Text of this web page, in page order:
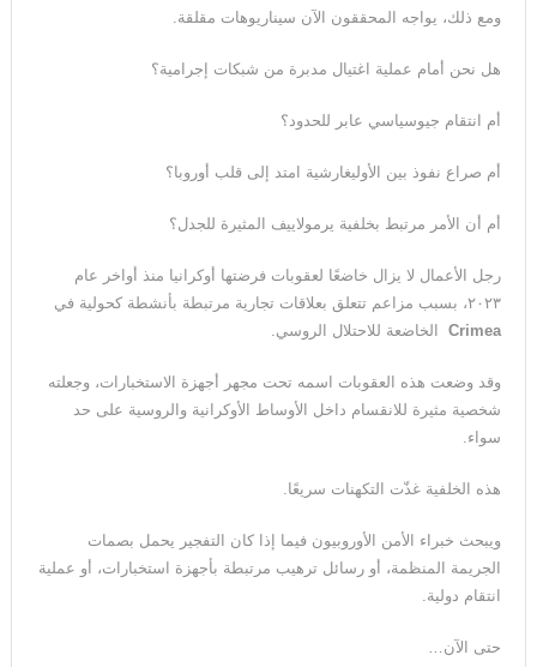
ومع ذلك، يواجه المحققون الآن سيناريوهات مقلقة.
هل نحن أمام عملية اغتيال مدبرة من شبكات إجرامية؟
أم انتقام جيوسياسي عابر للحدود؟
أم صراع نفوذ بين الأوليغارشية امتد إلى قلب أوروبا؟
أم أن الأمر مرتبط بخلفية يرمولاييف المثيرة للجدل؟
رجل الأعمال لا يزال خاضعًا لعقوبات فرضتها أوكرانيا منذ أواخر عام
٢٠٢٣، بسبب مزاعم تتعلق بعلاقات تجارية مرتبطة بأنشطة كحولية في
Crimeaالخاضعة للاحتلال الروسي.
وقد وضعت هذه العقوبات اسمه تحت مجهر أجهزة الاستخبارات، وجعلته
شخصية مثيرة للانقسام داخل الأوساط الأوكرانية والروسية على حد
سواء.
هذه الخلفية غذّت التكهنات سريعًا.
ويبحث خبراء الأمن الأوروبيون فيما إذا كان التفجير يحمل بصمات
الجريمة المنظمة، أو رسائل ترهيب مرتبطة بأجهزة استخبارات، أو عملية
انتقام دولية.
حتى الآن…